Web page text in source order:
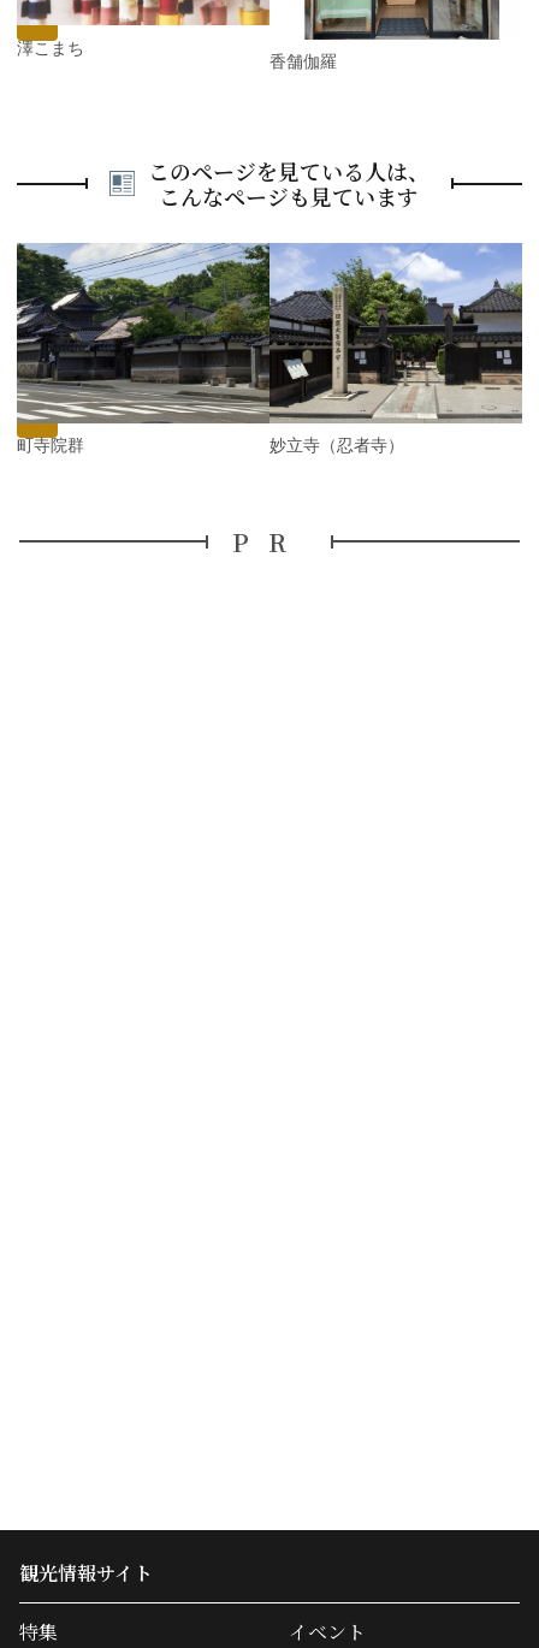
s
金澤こまち
香舗伽羅
このページを見ている人は、
こんなページも見ています
P
r
e
v
i
o
u
s
寺町寺院群 妙立寺（忍者寺）
N
e
x
t
PR
観光情報サイト
特集
イベント